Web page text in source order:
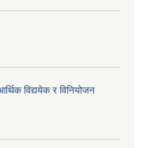
विद्ययेक र विनियोजन